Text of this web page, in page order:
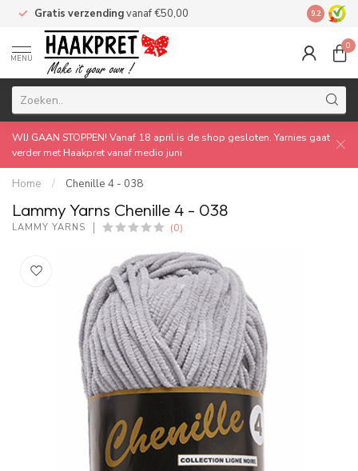
Gratis verzendingvanaf €50,00 Made by
9.2
MENU
0
WIJ GAAN STOPPEN! Vanaf 18 april is de shop gesloten. Yarnies gaat
verder met Haakpret vanaf medio juni
Home / Chenille 4 - 038
Lammy Yarns Chenille 4 - 038
LAMMY YARNS (0)